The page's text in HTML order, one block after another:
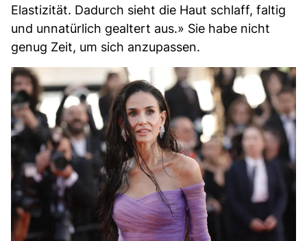
Elastizität. Dadurch sieht die Haut schlaff, faltig
und unnatürlich gealtert aus.» Sie habe nicht
genug Zeit, um sich anzupassen.